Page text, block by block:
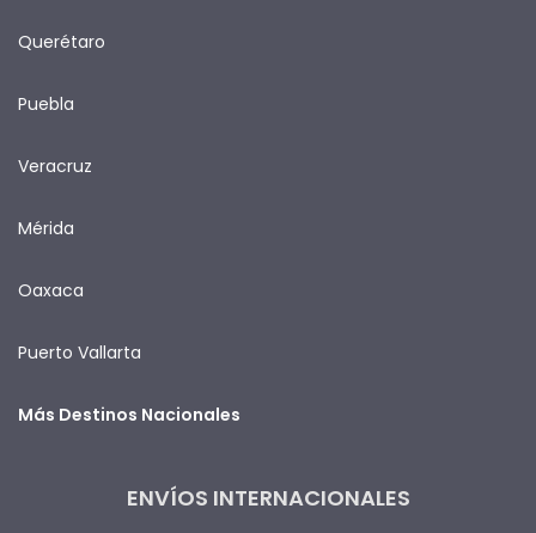
Querétaro
Puebla
Veracruz
Mérida
Oaxaca
Puerto Vallarta
Más Destinos Nacionales
ENVÍOS INTERNACIONALES